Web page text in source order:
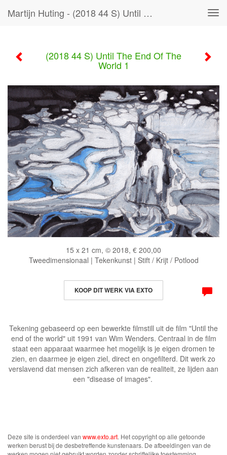
Martijn Huting - (2018 44 S) Until The End Of The World 1
(2018 44 S) Until The End Of The
World 1
15 x 21 cm, © 2018, € 200,00
Tweedimensionaal | Tekenkunst | Stift / Krijt / Potlood
KOOP DIT WERK VIA EXTO
Tekening gebaseerd op een bewerkte filmstill uit de film "Until the
end of the world" uit 1991 van Wim Wenders. Centraal in de film
staat een apparaat waarmee het mogelijk is je eigen dromen te
zien, en daarmee je eigen ziel, direct en ongefilterd. Dit werk zo
verslavend dat mensen zich afkeren van de realiteit, ze lijden aan
een "disease of images".
Deze site is onderdeel van www.exto.art. Het copyright op alle getoonde
werken berust bij de desbetreffende kunstenaars. De afbeeldingen van de